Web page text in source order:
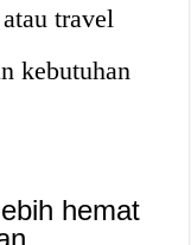
travel
kebutuhan
hemat